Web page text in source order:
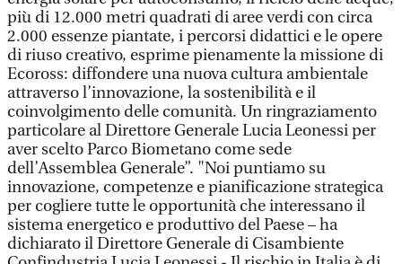
più di 12.000 metri quadrati di aree verdi con circa
2.000 essenze piantate, i percorsi didattici e le opere
di riuso creativo, esprime pienamente la missione di
Ecoross: diffondere una nuova cultura ambientale
attraverso l’innovazione, la sostenibilità e il
coinvolgimento delle comunità. Un ringraziamento
particolare al Direttore Generale Lucia Leonessi per
aver scelto Parco Biometano come sede
dell’Assemblea Generale”. "Noi puntiamo su
innovazione, competenze e pianificazione strategica
per cogliere tutte le opportunità che interessano il
sistema energetico e produttivo del Paese – ha
dichiarato il Direttore Generale di Cisambiente